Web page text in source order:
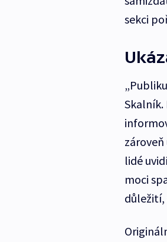
sekci
lidé
moci
důležití,